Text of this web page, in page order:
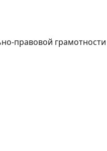
правовой